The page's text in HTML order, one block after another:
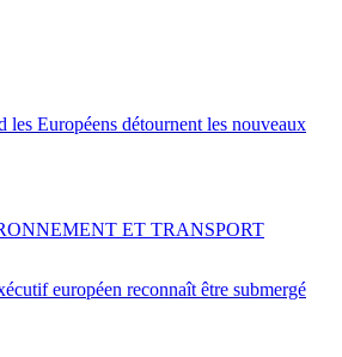
les Européens détournent les nouveaux
européen reconnaît être submergé
ET TRANSPORT